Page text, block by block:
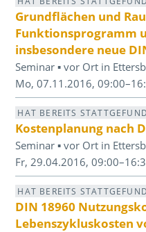
Grundflächen und
Funktionsprogramm
insbesondere neue
Seminar ▪ vor Ort in
Mo, 07.11.2016,
HAT BEREITS
Kostenplanung nach
Seminar ▪ vor Ort in
Fr, 29.04.2016,
HAT BEREITS
DIN 18960
Lebenszykluskosten